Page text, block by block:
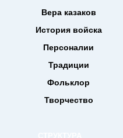
Вера казаков
История войска
Персоналии
Традиции
Фольклор
Творчество